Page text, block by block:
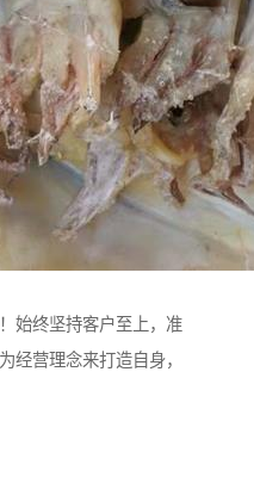
始终坚持客户至上，准
经营理念来打造自身，